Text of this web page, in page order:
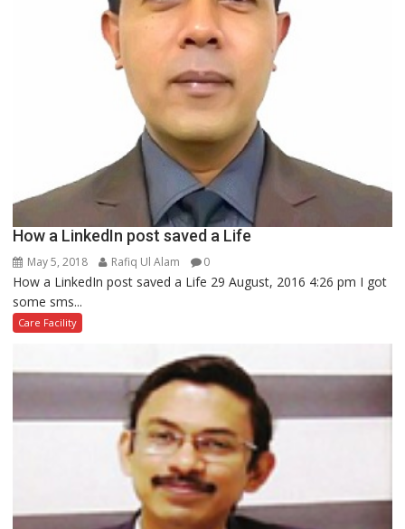
How a LinkedIn post saved a Life
May 5, 2018 Rafiq Ul Alam 0
How a LinkedIn post saved a Life 29 August, 2016 4:26 pm I got
some sms...
Care Facility